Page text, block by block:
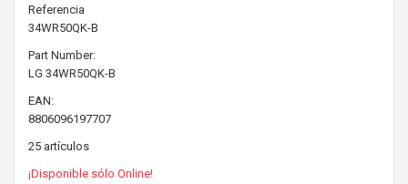
Referencia
34WR50QK-B
Part Number:
LG 34WR50QK-B
EAN:
8806096197707
25 artículos
¡Disponible sólo Online!